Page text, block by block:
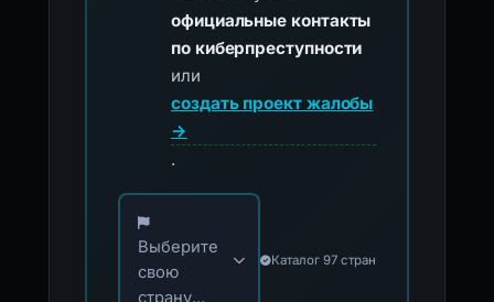
официальные контакты
по киберпреступности
или
создать проект жалобы
→
.
Выберите свою страну для официальных
Выберите
свою
страну...
Каталог 97 стран